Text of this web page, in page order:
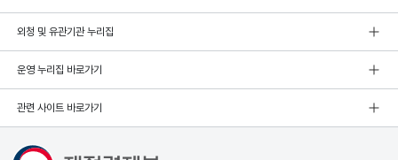
외청 및 유관기관 누리집
운영 누리집 바로가기
관련 사이트 바로가기